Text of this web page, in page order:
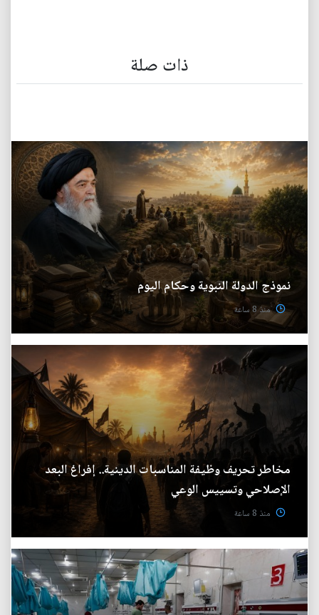
ذات صلة
نموذج الدولة النبوية وحكام اليوم
منذ 8 ساعة
مخاطر تحريف وظيفة المناسبات الدينية.. إفراغ البعد
الإصلاحي وتسييس الوعي
منذ 8 ساعة